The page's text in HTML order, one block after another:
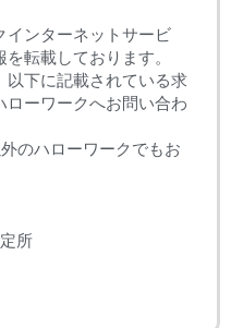
インターネットサービ
転載しております。
以下に記載されている求
ローワークへお問い合わ
のハローワークでもお
所